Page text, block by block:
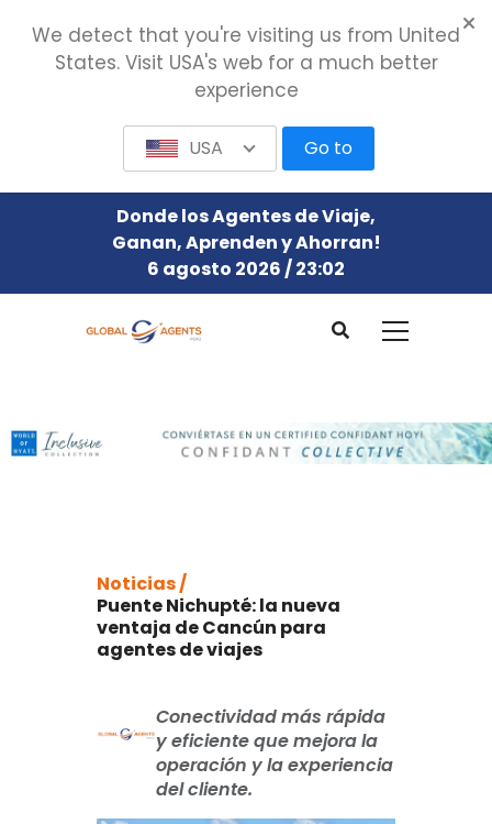
Donde los Agentes de Viaje,
Ganan, Aprenden y Ahorran!
6 agosto 2026 / 23:02
Noticias /
Puente Nichupté: la nueva
ventaja de Cancún para
agentes de viajes
Conectividad más rápida
y eficiente que mejora la
operación y la experiencia
del cliente.
We detect that you're visiting us from United
States. Visit USA's web for a much better
experience
USA Go to